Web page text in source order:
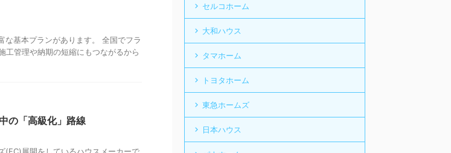
な基本プランがあります。 全国でフラ
工管理や納期の短縮にもつながるから
の「高級化」路線
セルコホーム
大和ハウス
タマホーム
トヨタホーム
東急ホームズ
日本ハウス